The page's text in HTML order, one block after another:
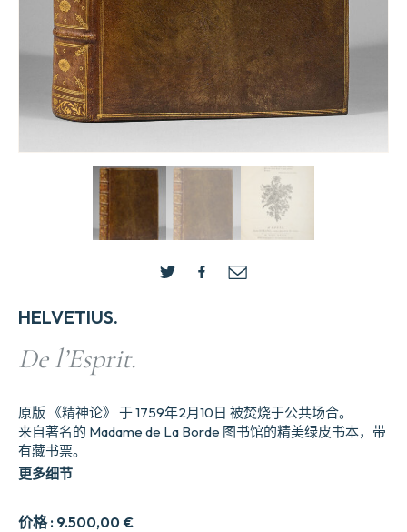
HELVETIUS.
De l’Esprit.
价格 : 9.500,00 €
原版 《精神论》 于 1759年2月10日 被焚烧于公共场合。
来自著名的 Madame de La Borde 图书馆的精美绿皮书本，带
有藏书票。
更多细节